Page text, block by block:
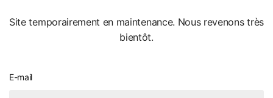
Site temporairement en maintenance. Nous revenons très
bientôt.
E-mail